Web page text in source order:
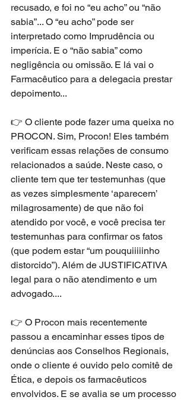
recusado, e foi no “eu acho” ou “não
sabia”... O “eu acho” pode ser
interpretado como Imprudência ou
imperícia. E o “não sabia” como
negligência ou omissão. E lá vai o
Farmacêutico para a delegacia prestar
depoimento...
👉 O cliente pode fazer uma queixa no
PROCON. Sim, Procon! Eles também
verificam essas relações de consumo
relacionados a saúde. Neste caso, o
cliente tem que ter testemunhas (que
as vezes simplesmente ‘aparecem’
milagrosamente) de que não foi
atendido por você, e você precisa ter
testemunhas para confirmar os fatos
(que podem estar “um pouquiiiiinho
distorcido”). Além de JUSTIFICATIVA
legal para o não atendimento e um
advogado....
👉 O Procon mais recentemente
passou a encaminhar esses tipos de
denúncias aos Conselhos Regionais,
onde o cliente é ouvido pelo comitê de
Ética, e depois os farmacêuticos
envolvidos. E se avalia se um processo